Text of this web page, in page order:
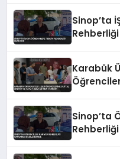
Sinop’ta
Karabük
Sinop’ta